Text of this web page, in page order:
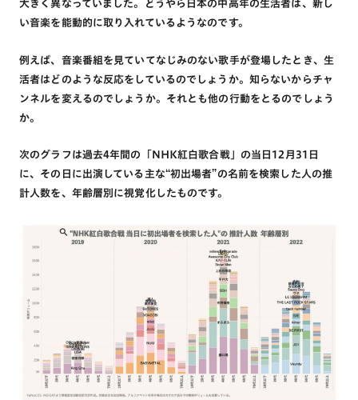
大きく異なっていました。どうやら日本の中高年の生活者は、新し
い音楽を能動的に取り入れているようなのです。
例えば、音楽番組を見ていてなじみのない歌手が登場したとき、生
活者はどのような反応をしているのでしょうか。知らないからチャ
ンネルを変えるのでしょうか。それとも他の行動をとるのでしょう
か。
次のグラフは過去4年間の「NHK紅白歌合戦」の当日12月31日
に、その日に出演している主な“初出場者”の名前を検索した人の推
計人数を、年齢層別に視覚化したものです。